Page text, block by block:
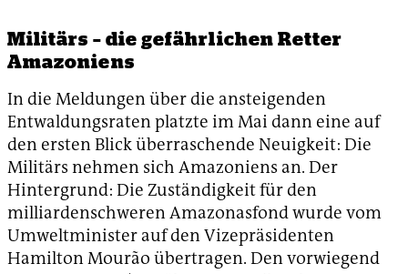
Militärs – die gefährlichen Retter
Amazoniens
In die Meldungen über die ansteigenden
Entwaldungsraten platzte im Mai dann eine auf
den ersten Blick überraschende Neuigkeit: Die
Militärs nehmen sich Amazoniens an. Der
Hintergrund: Die Zuständigkeit für den
milliardenschweren Amazonasfond wurde vom
Umweltminister auf den Vizepräsidenten
Hamilton Mourão übertragen. Den vorwiegend